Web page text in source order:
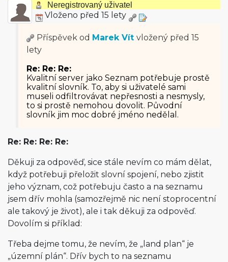
Neregistrovaný uživatel
Vloženo před 15 lety
Příspěvek od Marek Vít vložený před 15
lety
Re: Re: Re:
Kvalitní server jako Seznam potřebuje prostě
kvalitní slovník. To, aby si uživatelé sami
museli odfiltrovávat nepřesnosti a nesmysly,
to si prostě nemohou dovolit. Původní
slovník jim moc dobré jméno nedělal.
Re: Re: Re: Re:
Děkuji za odpověď, sice stále nevím co mám dělat,
když potřebuji přeložit slovní spojení, nebo zjistit
jeho význam, což potřebuju často a na seznamu
jsem dřív mohla (samozřejmě nic není stoprocentní
ale takový je život), ale i tak děkuji za odpověď.
Dovolím si příklad:
Třeba dejme tomu, že nevím, že „land plan“ je
„územní plán“. Dřív bych to na seznamu